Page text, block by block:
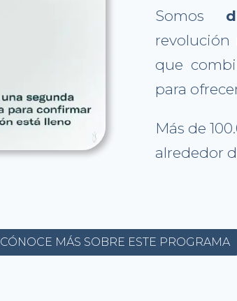
Somos
revolución
que
para
Más de
alrededor
CÓNOCE MÁS SOBRE ESTE PROGRAMA